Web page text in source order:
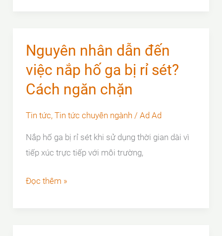
nắp
ga
composite
Nguyên nhân dẫn đến
việc nắp hố ga bị rỉ sét?
Cách ngăn chặn
Tin tức, Tin tức chuyên ngành / Ad Ad
Nắp hố ga bị rỉ sét khi sử dụng thời gian dài vì
tiếp xúc trực tiếp với môi trường,
Nguyên
Đọc thêm »